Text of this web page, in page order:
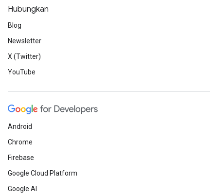
Hubungkan
Blog
Newsletter
X (Twitter)
YouTube
Android
Chrome
Firebase
Google Cloud Platform
Google AI